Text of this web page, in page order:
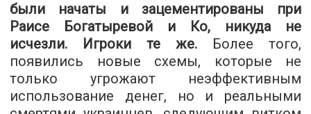
были начаты и зацементированы при
Раисе Богатыревой и Ко, никуда не
исчезли. Игроки те же. Более того,
появились новые схемы, которые не
только угрожают неэффективным
использование денег, но и реальными